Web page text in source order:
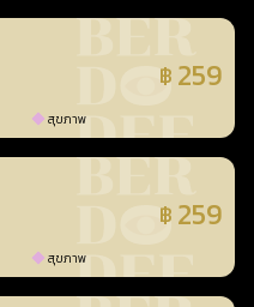
฿ 259
สุขภาพ
฿ 259
สุขภาพ